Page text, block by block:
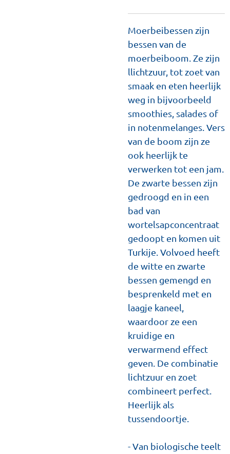
Moerbeibessen zijn
bessen van de
moerbeiboom. Ze zijn
llichtzuur, tot zoet van
smaak en eten heerlijk
weg in bijvoorbeeld
smoothies, salades of
in notenmelanges. Vers
van de boom zijn ze
ook heerlijk te
verwerken tot een jam.
De zwarte bessen zijn
gedroogd en in een
bad van
wortelsapconcentraat
gedoopt en komen uit
Turkije. Volvoed heeft
de witte en zwarte
bessen gemengd en
besprenkeld met en
laagje kaneel,
waardoor ze een
kruidige en
verwarmend effect
geven. De combinatie
lichtzuur en zoet
combineert perfect.
Heerlijk als
tussendoortje.
- Van biologische teelt